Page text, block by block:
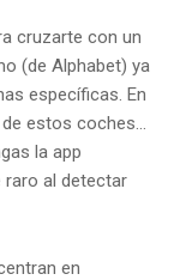
cruzarte con un
(de Alphabet) ya
específicas. En
estos coches...
la app
raro al detectar
en